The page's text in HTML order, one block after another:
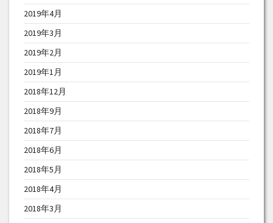
2019年4月
2019年3月
2019年2月
2019年1月
2018年12月
2018年9月
2018年7月
2018年6月
2018年5月
2018年4月
2018年3月